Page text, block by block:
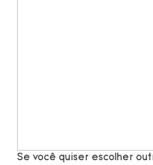
Se você quiser escolher